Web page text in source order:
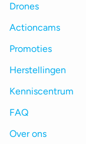
Drones
Actioncams
Promoties
Herstellingen
Kenniscentrum
FAQ
Over ons